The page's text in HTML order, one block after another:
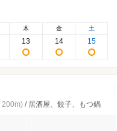
木
13
金
14
土
15
200m) / 居酒屋、餃子、もつ鍋